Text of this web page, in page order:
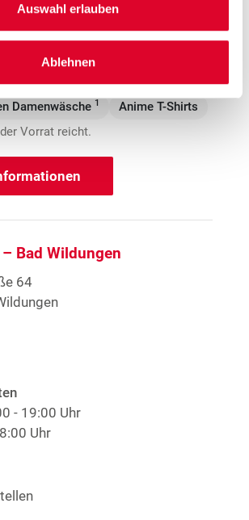
Auswahl erlauben
Ablehnen
- 19:00 Uhr
Damenwäsche 1 Anime T-Shirts
Vorrat reicht.
Bad Wildungen
64
- 19:00 Uhr
Uhr